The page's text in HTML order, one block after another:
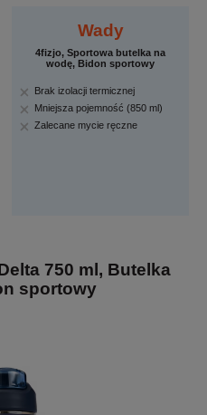
Wady
4fizjo, Sportowa butelka na
wodę, Bidon sportowy
Brak izolacji termicznej
Mniejsza pojemność (850 ml)
Zalecane mycie ręczne
750 ml, Butelka
sportowy